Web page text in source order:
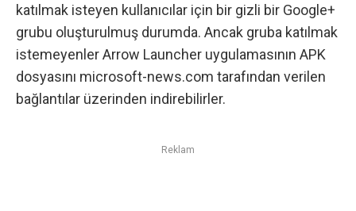
katılmak isteyen kullanıcılar için bir gizli bir Google+
grubu oluşturulmuş durumda. Ancak gruba katılmak
istemeyenler Arrow Launcher uygulamasının APK
dosyasını microsoft-news.com tarafından verilen
bağlantılar üzerinden indirebilirler.
Reklam